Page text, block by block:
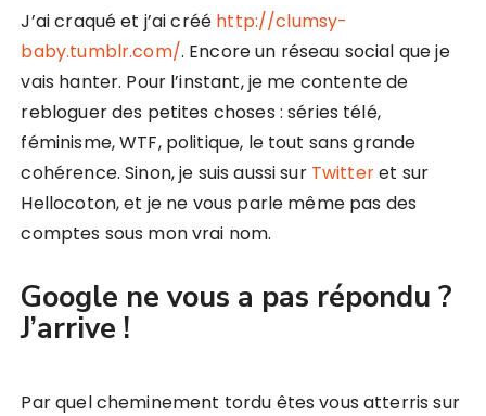
J’ai craqué et j’ai créé http://clumsy-
baby.tumblr.com/. Encore un réseau social que je
vais hanter. Pour l’instant, je me contente de
rebloguer des petites choses : séries télé,
féminisme, WTF, politique, le tout sans grande
cohérence. Sinon, je suis aussi sur Twitteret sur
Hellocoton, et je ne vous parle même pas des
comptes sous mon vrai nom.
Google ne vous a pas répondu ?
J’arrive !
Par quel cheminement tordu êtes vous atterris sur